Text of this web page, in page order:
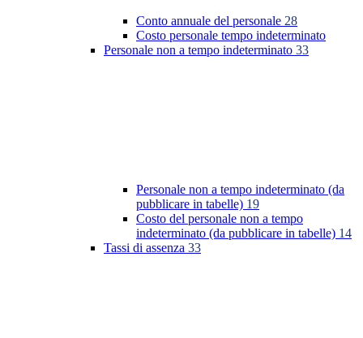
Conto annuale del personale 28
Costo personale tempo indeterminato
Personale non a tempo indeterminato 33
Personale non a tempo indeterminato (da
pubblicare in tabelle) 19
Costo del personale non a tempo
indeterminato (da pubblicare in tabelle) 14
Tassi di assenza 33